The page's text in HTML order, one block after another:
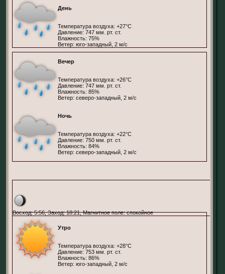
День
Температура воздуха: +27°С
Давление: 747 мм. рт. ст.
Влажность: 75%
Ветер: юго-западный, 2 м/с
Вечер
Температура воздуха: +26°С
Давление: 747 мм. рт. ст.
Влажность: 85%
Ветер: северо-западный, 2 м/с
Ночь
Температура воздуха: +22°С
Давление: 750 мм. рт. ст.
Влажность: 84%
Ветер: северо-западный, 2 м/с
Восход: 5:56, Заход: 18:21, Магнитное поле: спокойное
Утро
Температура воздуха: +28°С
Давление: 753 мм. рт. ст.
Влажность: 86%
Ветер: юго-западный, 2 м/с